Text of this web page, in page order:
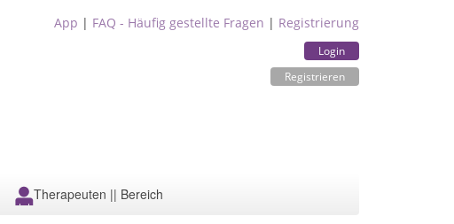
App | FAQ - Häufig gestellte Fragen | Registrierung
Login
Registrieren
Therapeuten || Bereich